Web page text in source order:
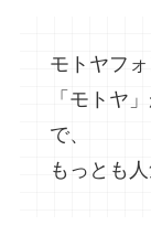
モトヤフ
「モトヤ
で、
もっとも